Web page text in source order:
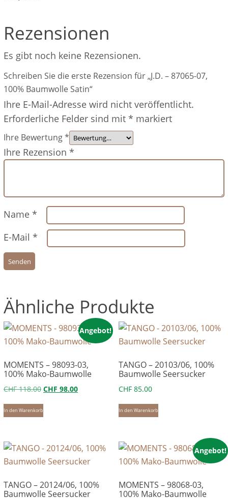
Rezensionen
Es gibt noch keine Rezensionen.
Schreiben Sie die erste Rezension für „J.D. – 87065-07,
100% Baumwolle Satin“
Ihre E-Mail-Adresse wird nicht veröffentlicht.
Erforderliche Felder sind mit * markiert
Ihre Bewertung*
Ihre Rezension *
Name *
E-Mail *
Ähnliche Produkte
Angebot!
MOMENTS – 98093-03,
100% Mako-Baumwolle
CHF118.00 Ursprünglicher
Preis
war:
CHF 98.00Aktueller
In den Warenkorb
TANGO – 20103/06, 100%
Baumwolle Seersucker
CHF85.00
In den Warenkorb
TANGO – 20124/06, 100%
Baumwolle Seersucker
Angebot!
MOMENTS – 98068-03,
100% Mako-Baumwolle